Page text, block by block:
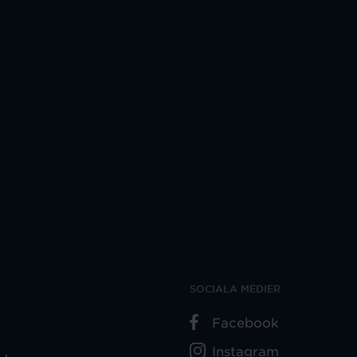
SOCIALA MEDIER
Facebook
Instagram